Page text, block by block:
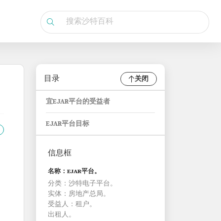
目录 关闭
宜EJAR平台的受益者
EJAR平台目标
信息框
名称：EJAR平台。
分类：沙特电子平台。
实体：房地产总局。
受益人：租户。
出租人。